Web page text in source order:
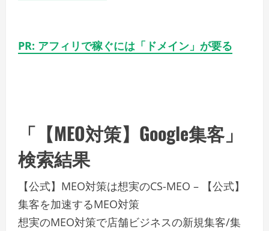
PR: アフィリで稼ぐには「ドメイン」が要る
「【MEO対策】Google集客」
検索結果
【公式】MEO対策は想実のCS-MEO – 【公式】
集客を加速するMEO対策
想実のMEO対策で店舗ビジネスの新規集客/集